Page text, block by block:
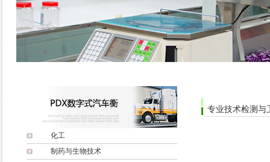
化工
制药与生物技术
专业技术检测与